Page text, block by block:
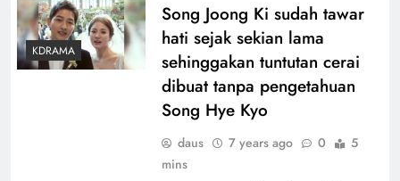
KDRAMA
Song Joong Ki sudah tawar
hati sejak sekian lama
sehinggakan tuntutan cerai
dibuat tanpa pengetahuan
Song Hye Kyo
daus 7 years ago 0
5
mins